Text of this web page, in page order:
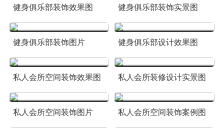
健身俱乐部装饰效果图 健身俱乐部装饰实景图
健身俱乐部装饰图片 健身俱乐部设计效果图
私人会所空间装饰效果图 私人会所装修设计实景图
私人会所空间装饰图片 私人会所空间装饰案例图